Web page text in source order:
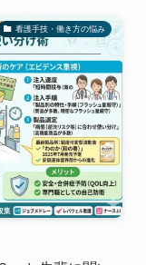
看護手技・働き方の悩み